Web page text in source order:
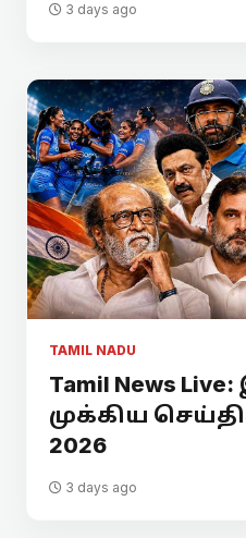
3 days ago
TAMIL NADU
Tamil News
முக்கிய
2026
3 days ago